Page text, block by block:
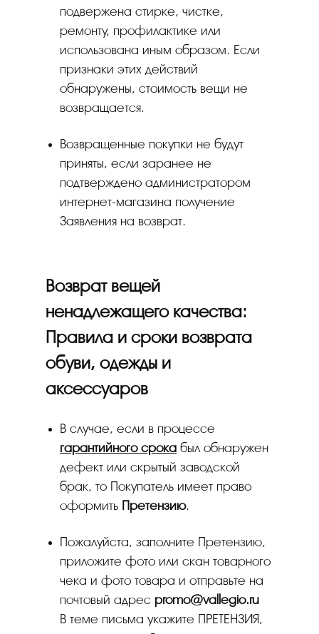
подвержена стирке, чистке,
ремонту, профилактике или
использована иным образом. Если
признаки этих действий
обнаружены, стоимость вещи не
возвращается.
Возвращенные покупки не будут
приняты, если заранее не
подтверждено администратором
интернет-магазина получение
Заявления на возврат.
Возврат вещей
ненадлежащего качества:
Правила и сроки возврата
обуви, одежды и
аксессуаров
В случае, если в процессе
гарантийного срока был обнаружен
дефект или скрытый заводской
брак, то Покупатель имеет право
оформить Претензию.
Пожалуйста, заполните Претензию,
приложите фото или скан товарного
чека и фото товара и отправьте на
почтовый адрес promo@vallegio.ru
В теме письма укажите ПРЕТЕНЗИЯ,